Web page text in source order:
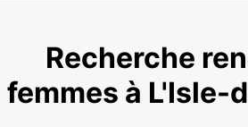
Recherche
femmes à L'Isle-